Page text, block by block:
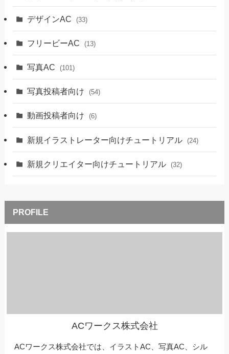
デザインAC (33)
フリービーAC (13)
写真AC (101)
写真投稿者向け (54)
動画投稿者向け (6)
新規イラストレーター向けチュートリアル (24)
新規クリエイター向けチュートリアル (32)
ACワークス株式会社
ACワークス株式会社では、イラストAC、写真AC、シル